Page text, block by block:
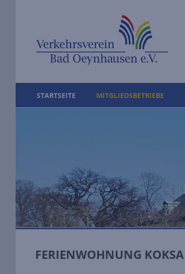
STARTSEITE MITGLIEDSBETRIEBE
FERIENWOHNUNG KOKSA